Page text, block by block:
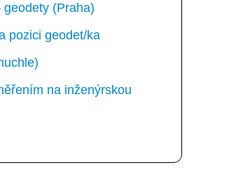
(Praha)
pozici geodet/ka
na inženýrskou